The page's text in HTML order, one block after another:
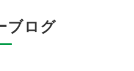
ブログ